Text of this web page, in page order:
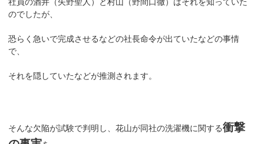
のでしたが、
恐らく急いで完成させるなどの社長命令が出ていたなどの事情
で、
それを隠していたなどが推測されます。
そんな欠陥が試験で判明し、花山が同社の洗濯機に関する衝撃